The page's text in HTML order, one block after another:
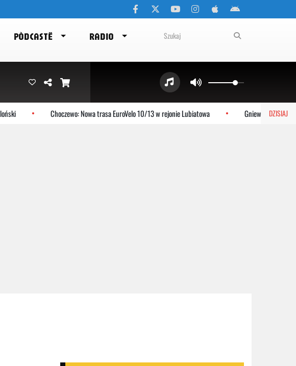
PÒDCASTË RADIO
DZISIAJ
Choczewo: Nowa trasa EuroVelo 10/13 w rejonie Lubiatowa Gniewino: Stolem